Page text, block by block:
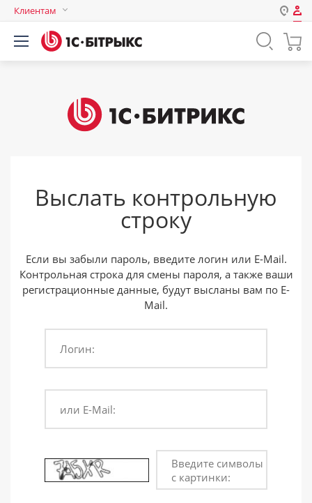
Клиентам
Авторизация
Логин
Запомнить меня на этом
компьютере
Забыли свой пароль?
или войдите с помощью
Выслать контрольную
строку
Если вы забыли пароль, введите логин или E-Mail.
Контрольная строка для смены пароля, а также ваши
регистрационные данные, будут высланы вам по E-
Mail.
Логин:
или E-Mail:
Введите символы
с картинки: